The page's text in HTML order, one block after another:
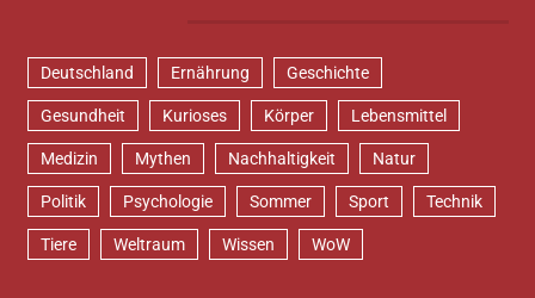
Deutschland Ernährung Geschichte
Gesundheit Kurioses Körper Lebensmittel
Medizin Mythen Nachhaltigkeit Natur
Politik Psychologie Sommer Sport Technik
Tiere Weltraum Wissen WoW